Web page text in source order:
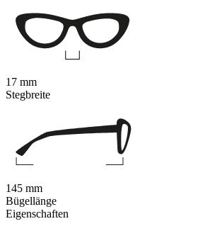
Eigenschaften
17 mm
Stegbreite
145 mm
Bügellänge